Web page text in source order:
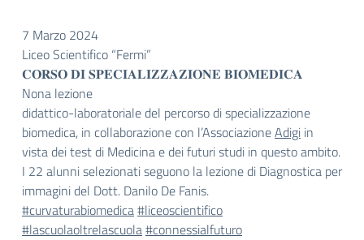
7 Marzo 2024
Liceo Scientifico “Fermi”
𝐂𝐎𝐑𝐒𝐎 𝐃𝐈 𝐒𝐏𝐄𝐂𝐈𝐀𝐋𝐈𝐙𝐙𝐀𝐙𝐈𝐎𝐍𝐄 𝐁𝐈𝐎𝐌𝐄𝐃𝐈𝐂𝐀
Nona lezione
didattico-laboratoriale del percorso di specializzazione
biomedica, in collaborazione con l’AssociazioneAdigi in
vista dei test di Medicina e dei futuri studi in questo ambito.
I 22 alunni selezionati seguono la lezione di Diagnostica per
immagini del Dott. Danilo De Fanis.
#curvaturabiomedica#liceoscientifico
#lascuolaoltrelascuola#connessialfuturo